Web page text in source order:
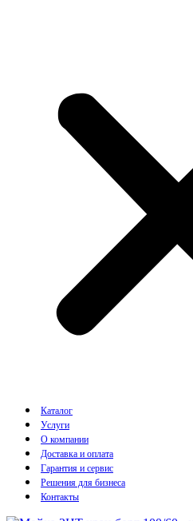
Каталог
Услуги
О компании
Доставка и оплата
Гарантия и сервис
Решения для бизнеса
Контакты